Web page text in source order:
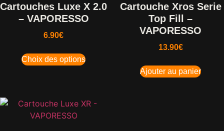
Cartouches Luxe X 2.0
– VAPORESSO
6.90€
Choix des options
Cartouche Xros Serie
Top Fill –
VAPORESSO
13.90€
Ajouter au panier